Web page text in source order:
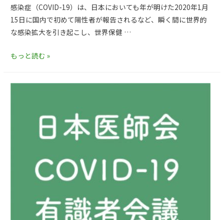
感染症（COVID-19）は、日本においても年が明けた2020年1月
15日に国内で初めて陽性者が報告されるなど、瞬く間に世界的
な感染拡大を引き起こし、世界保健 …
もっと読む »